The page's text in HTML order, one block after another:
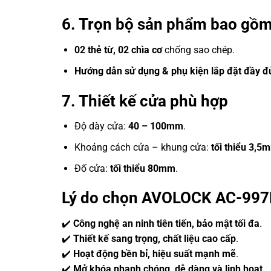
6. Trọn bộ sản phẩm bao
02 thẻ từ, 02 chìa cơchống sao chép.
Hướng dẫn sử dụng & phụ kiện lắp đặt đầy
7. Thiết kế cửa phù hợp
Độ dày cửa: 40 – 100mm.
Khoảng cách cửa – khung cửa: tối thiểu
Đố cửa: tối thiểu 80mm.
Lý do chọn AVOLOCK AC-
✔️ Công nghệ an ninh tiên tiến, bảo mật tối đa.
✔️ Thiết kế sang trọng, chất liệu cao cấp.
✔️ Hoạt động bền bỉ, hiệu suất mạnh mẽ.